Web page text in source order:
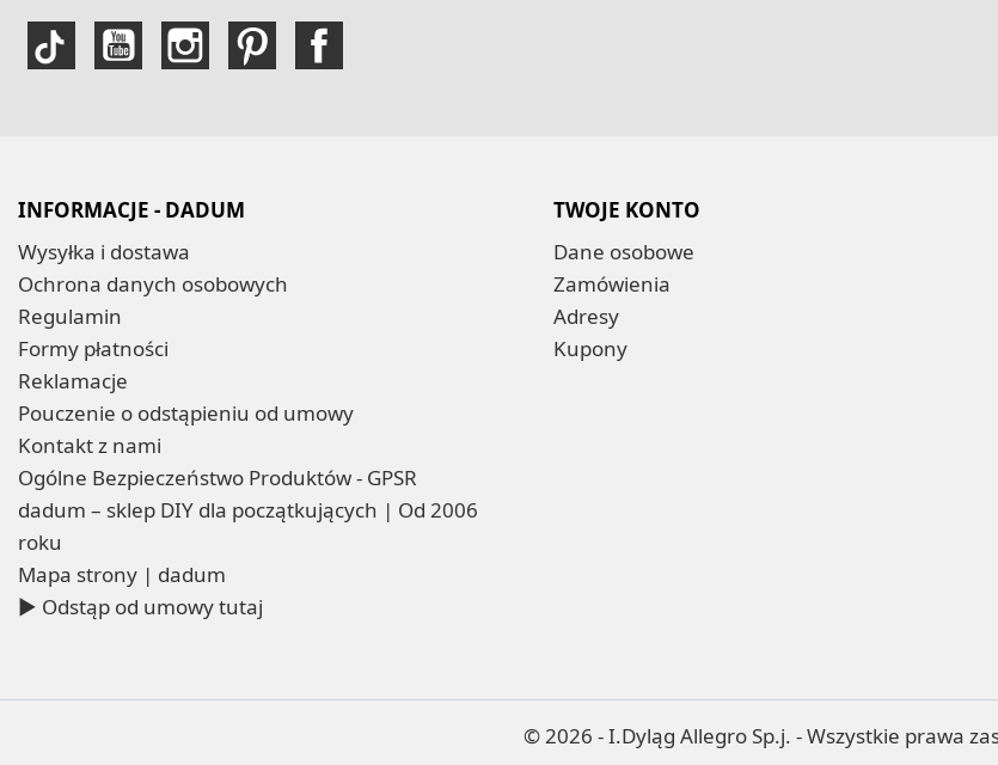
INFORMACJE - DADUM
Wysyłka i dostawa
Ochrona danych osobowych
Regulamin
Formy płatności
Reklamacje
Pouczenie o odstąpieniu od umowy
Kontakt z nami
Ogólne Bezpieczeństwo Produktów - GPSR
dadum – sklep DIY dla początkujących | Od 2006
roku
Mapa strony | dadum
▶ Odstąp od umowy tutaj
TWOJE KONTO
Dane osobowe
Zamówienia
Adresy
Kupony
© 2026 - I.Dyląg Allegro Sp.j. - Wszystkie prawa